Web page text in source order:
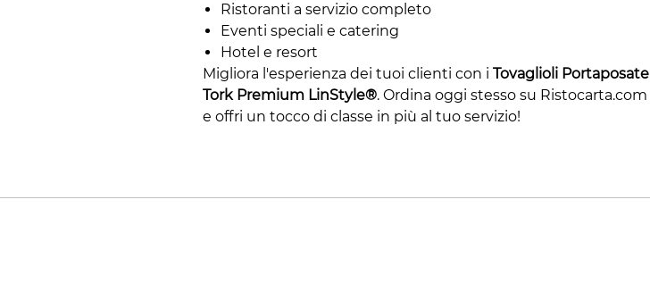
Ristoranti a servizio completo
Eventi speciali e catering
Hotel e resort
Migliora l'esperienza dei tuoi clienti con i Tovaglioli Portaposate
Tork Premium LinStyle®. Ordina oggi stesso su Ristocarta.com
e offri un tocco di classe in più al tuo servizio!